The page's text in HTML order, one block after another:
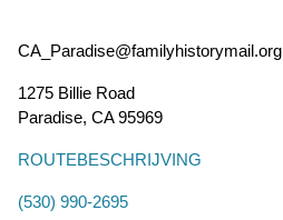
CA_Paradise@familyhistorymail.org
1275 Billie Road
Paradise, CA95969
ROUTEBESCHRIJVING
(530) 990-2695